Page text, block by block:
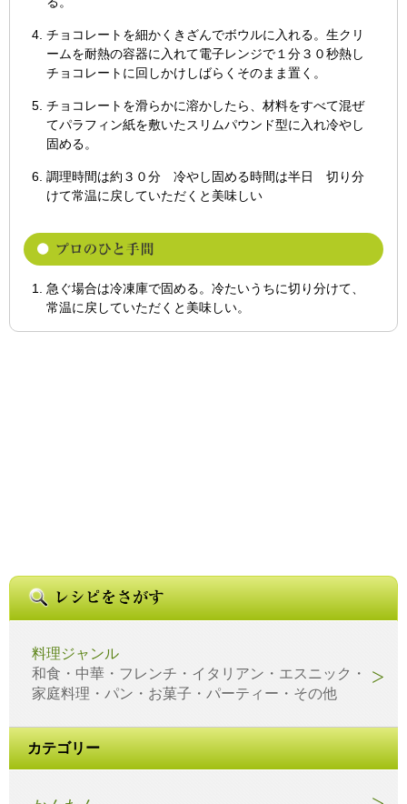
チョコレートを細かくきざんでボウルに入れる。生クリ
ームを耐熱の容器に入れて電子レンジで１分３０秒熱し
チョコレートに回しかけしばらくそのまま置く。
チョコレートを滑らかに溶かしたら、材料をすべて混ぜ
てパラフィン紙を敷いたスリムパウンド型に入れ冷やし
固める。
調理時間は約３０分 冷やし固める時間は半日 切り分
けて常温に戻していただくと美味しい
急ぐ場合は冷凍庫で固める。冷たいうちに切り分けて、
常温に戻していただくと美味しい。
料理ジャンル
和食・中華・フレンチ・イタリアン・エスニック・
家庭料理・パン・お菓子・パーティー・その他
カテゴリー